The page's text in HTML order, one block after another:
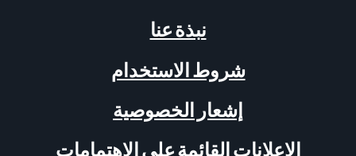
نبذة عنا
شروط الاستخدام
إشعار الخصوصية
الإعلانات القائمة على الاهتمامات